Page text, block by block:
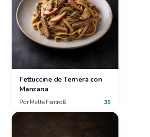
Fettuccine de Ternera con
Manzana
Por Malte Fentroß 35